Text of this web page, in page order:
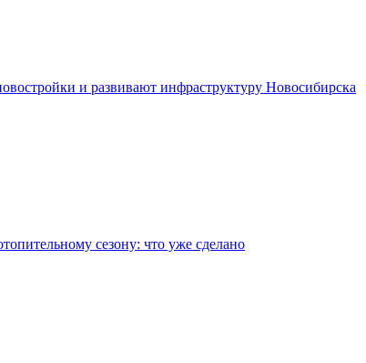
и развивают инфраструктуру Новосибирска
сезону: что уже сделано